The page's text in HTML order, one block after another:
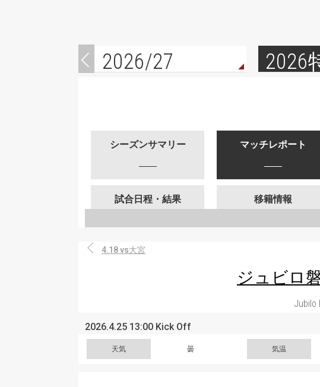
2026/27 2026
シーズンサマリー マッチレポート
試合日程・結果 移籍情報
4.18 vs大宮
ジュビロ
Jubilo
2026.4.25 13:00 Kick Off
天気 曇 気温